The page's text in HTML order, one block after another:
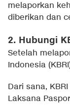
melaporkan
diberikan dan
2. Hubungi
Setelah
Indonesia
Dari sana,
Laksana